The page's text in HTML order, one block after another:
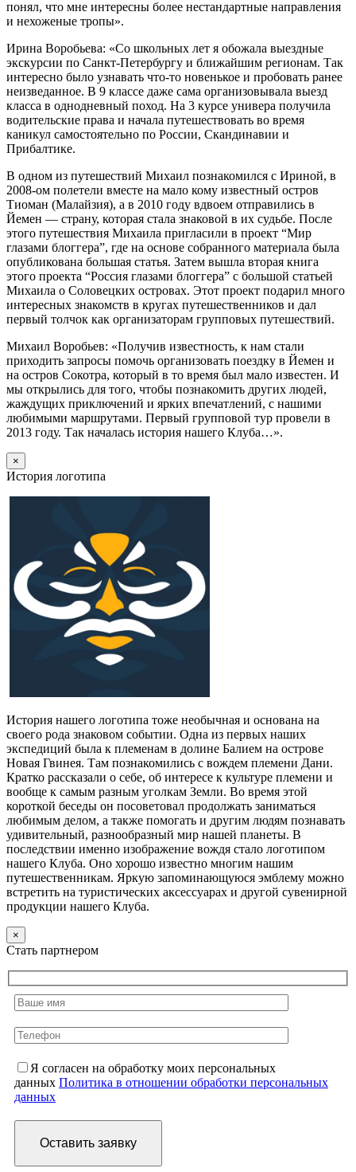
понял, что мне интересны более нестандартные направления
и нехоженые тропы».
Ирина Воробьева: «Со школьных лет я обожала выездные
экскурсии по Санкт-Петербургу и ближайшим регионам. Так
интересно было узнавать что-то новенькое и пробовать ранее
неизведанное. В 9 классе даже сама организовывала выезд
класса в однодневный поход. На 3 курсе универа получила
водительские права и начала путешествовать во время
каникул самостоятельно по России, Скандинавии и
Прибалтике.
В одном из путешествий Михаил познакомился с Ириной, в
2008-ом полетели вместе на мало кому известный остров
Тиоман (Малайзия), а в 2010 году вдвоем отправились в
Йемен — страну, которая стала знаковой в их судьбе. После
этого путешествия Михаила пригласили в проект “Мир
глазами блоггера”, где на основе собранного материала была
опубликована большая статья. Затем вышла вторая книга
этого проекта “Россия глазами блоггера” с большой статьей
Михаила о Соловецких островах. Этот проект подарил много
интересных знакомств в кругах путешественников и дал
первый толчок как организаторам групповых путешествий.
Михаил Воробьев: «Получив известность, к нам стали
приходить запросы помочь организовать поездку в Йемен и
на остров Сокотра, который в то время был мало известен. И
мы открылись для того, чтобы познакомить других людей,
жаждущих приключений и ярких впечатлений, с нашими
любимыми маршрутами. Первый групповой тур провели в
2013 году. Так началась история нашего Клуба…».
×
История логотипа
История нашего логотипа тоже необычная и основана на
своего рода знаковом событии. Одна из первых наших
экспедиций была к племенам в долине Балием на острове
Новая Гвинея. Там познакомились с вождем племени Дани.
Кратко рассказали о себе, об интересе к культуре племени и
вообще к самым разным уголкам Земли. Во время этой
короткой беседы он посоветовал продолжать заниматься
любимым делом, а также помогать и другим людям познавать
удивительный, разнообразный мир нашей планеты. В
последствии именно изображение вождя стало логотипом
нашего Клуба. Оно хорошо известно многим нашим
путешественникам. Яркую запоминающуюся эмблему можно
встретить на туристических аксессуарах и другой сувенирной
продукции нашего Клуба.
×
Стать партнером
Я согласен на обработку моих персональных
данных Политика в отношении обработки персональных
данных